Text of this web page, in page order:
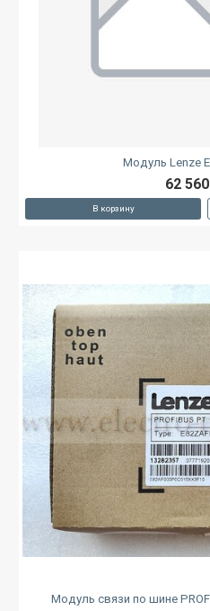
Модуль Lenze
62
В корзину
Модуль связи по шине